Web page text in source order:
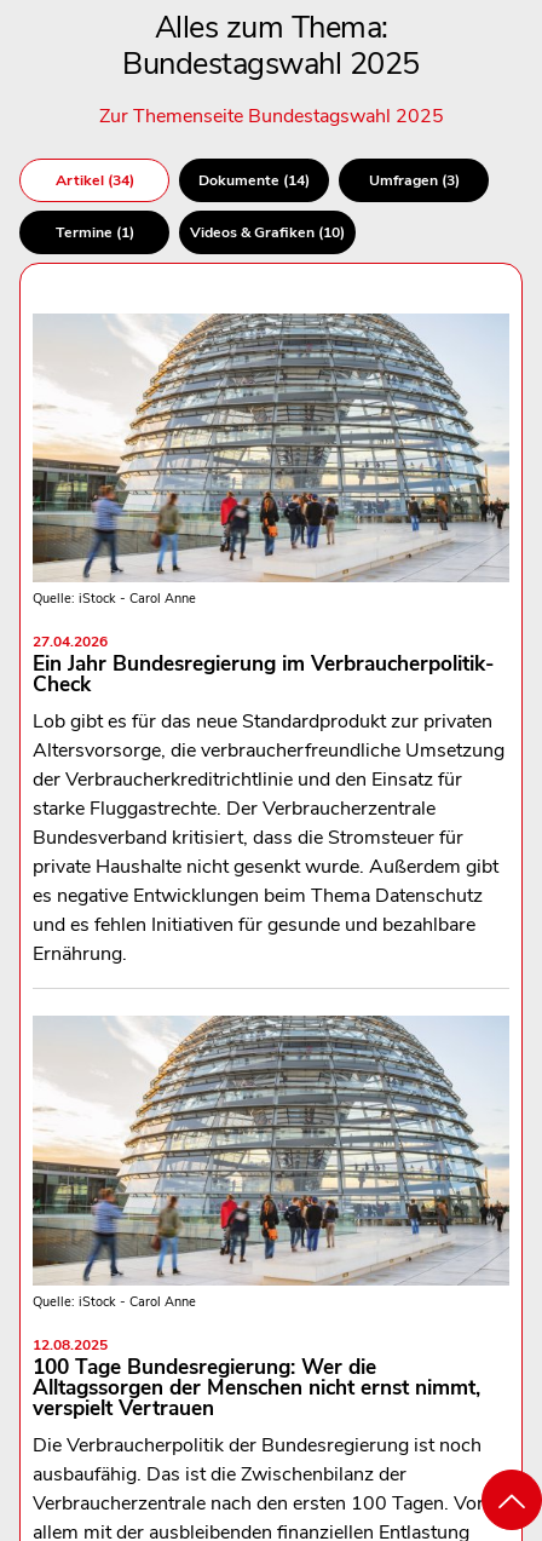
Alles zum Thema:
Bundestagswahl 2025
Zur Themenseite Bundestagswahl 2025
Artikel (34) Dokumente (14) Umfragen (3)
Termine (1) Videos & Grafiken (10)
Quelle: iStock - Carol Anne
27.04.2026
Ein Jahr Bundesregierung im Verbraucherpolitik-
Check
Lob gibt es für das neue Standardprodukt zur privaten
Altersvorsorge, die verbraucherfreundliche Umsetzung
der Verbraucherkreditrichtlinie und den Einsatz für
starke Fluggastrechte. Der Verbraucherzentrale
Bundesverband kritisiert, dass die Stromsteuer für
private Haushalte nicht gesenkt wurde. Außerdem gibt
es negative Entwicklungen beim Thema Datenschutz
und es fehlen Initiativen für gesunde und bezahlbare
Ernährung.
Quelle: iStock - Carol Anne
12.08.2025
100 Tage Bundesregierung: Wer die
Alltagssorgen der Menschen nicht ernst nimmt,
verspielt Vertrauen
Die Verbraucherpolitik der Bundesregierung ist noch
ausbaufähig. Das ist die Zwischenbilanz der
Verbraucherzentrale nach den ersten 100 Tagen. Vor
allem mit der ausbleibenden finanziellen Entlastung